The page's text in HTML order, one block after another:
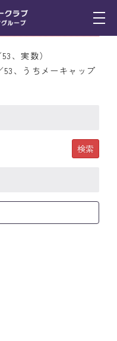
、実数）
、うちメーキャップ